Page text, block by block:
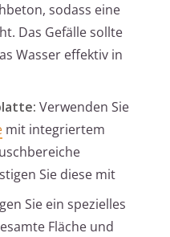
sodass eine
Das Gefälle sollte
Wasser effektiv in
Verwenden Sie
mit integriertem
Sie diese mit
Sie ein spezielles
Fläche und